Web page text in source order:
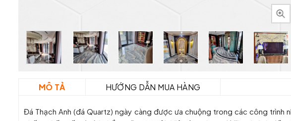
MÔ TẢ HƯỚNG DẪN MUA HÀNG
Đá Thạch Anh (đá Quartz) ngày càng được ưa chuộng trong các công trình